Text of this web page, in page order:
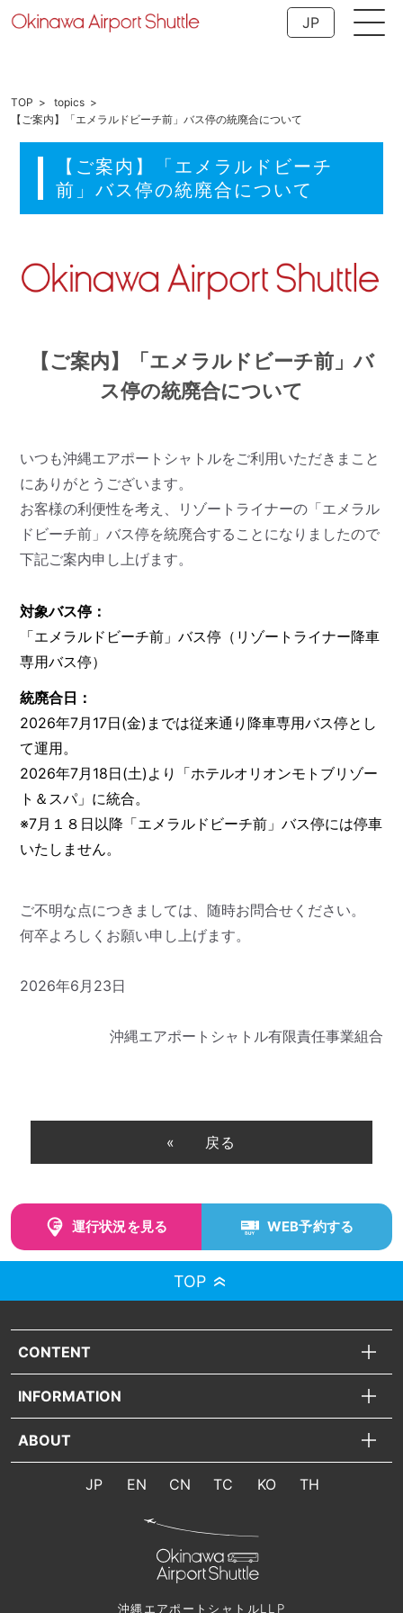
JP
TOP
topics
【ご案内】「エメラルドビーチ前」バス停の統廃合について
【ご案内】「エメラルドビーチ
前」バス停の統廃合について
【ご案内】「エメラルドビーチ前」バ
ス停の統廃合について
いつも沖縄エアポートシャトルをご利用いただきまこと
にありがとうございます。
お客様の利便性を考え、リゾートライナーの「エメラル
ドビーチ前」バス停を統廃合することになりましたので
下記ご案内申し上げます。
対象バス停：
「エメラルドビーチ前」バス停（リゾートライナー降車
専用バス停）
統廃合日：
2026年7月17日(金)までは従来通り降車専用バス停とし
て運用。
2026年7月18日(土)より「ホテルオリオンモトブリゾー
ト＆スパ」に統合。
※7月１８日以降「エメラルドビーチ前」バス停には停車
いたしません。
ご不明な点につきましては、随時お問合せください。
何卒よろしくお願い申し上げます。
2026年6月23日
沖縄エアポートシャトル有限責任事業組合
戻る
運行状況を見る WEB予約する
TOP
CONTENT
INFORMATION
ABOUT
JP EN CN TC KO TH
沖縄エアポートシャトルLLP